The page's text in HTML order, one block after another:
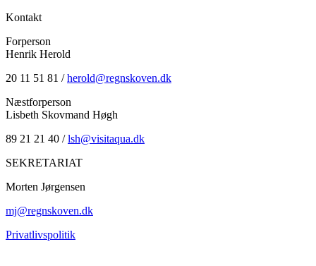
Kontakt
Forperson
Henrik Herold
20 11 51 81 /herold@regnskoven.dk
Næstforperson
Lisbeth Skovmand Høgh
89 21 21 40 /lsh@visitaqua.dk
SEKRETARIAT
Morten Jørgensen
mj@regnskoven.dk
Privatlivspolitik